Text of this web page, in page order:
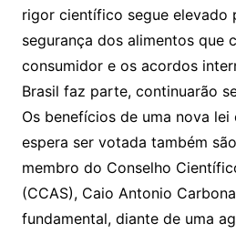
rigor científico segue elevado
segurança dos alimentos que
consumidor e os acordos
Brasil faz parte, continuarão
Os benefícios de uma nova lei
espera ser votada também
membro do Conselho
(CCAS), Caio Antonio
fundamental, diante de uma